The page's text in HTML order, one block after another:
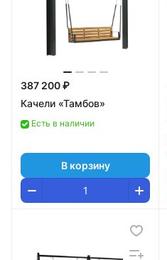
387 200 ₽
Качели «Тамбов»
Есть в наличии
В корзину